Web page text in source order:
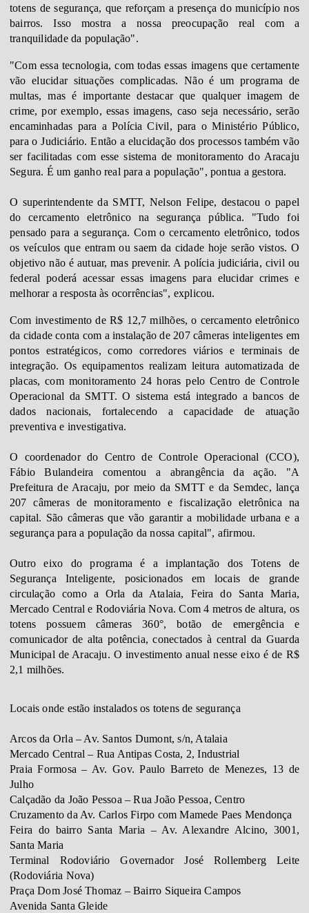
totens de segurança, que reforçam a presença do município nos
bairros. Isso mostra a nossa preocupação real com a
tranquilidade da população".
"Com essa tecnologia, com todas essas imagens que certamente
vão elucidar situações complicadas. Não é um programa de
multas, mas é importante destacar que qualquer imagem de
crime, por exemplo, essas imagens, caso seja necessário, serão
encaminhadas para a Polícia Civil, para o Ministério Público,
para o Judiciário. Então a elucidação dos processos também vão
ser facilitadas com esse sistema de monitoramento do Aracaju
Segura. É um ganho real para a população", pontua a gestora.
O superintendente da SMTT, Nelson Felipe, destacou o papel
do cercamento eletrônico na segurança pública. "Tudo foi
pensado para a segurança. Com o cercamento eletrônico, todos
os veículos que entram ou saem da cidade hoje serão vistos. O
objetivo não é autuar, mas prevenir. A polícia judiciária, civil ou
federal poderá acessar essas imagens para elucidar crimes e
melhorar a resposta às ocorrências", explicou.
Com investimento de R$ 12,7 milhões, o cercamento eletrônico
da cidade conta com a instalação de 207 câmeras inteligentes em
pontos estratégicos, como corredores viários e terminais de
integração. Os equipamentos realizam leitura automatizada de
placas, com monitoramento 24 horas pelo Centro de Controle
Operacional da SMTT. O sistema está integrado a bancos de
dados nacionais, fortalecendo a capacidade de atuação
preventiva e investigativa.
O coordenador do Centro de Controle Operacional (CCO),
Fábio Bulandeira comentou a abrangência da ação. "A
Prefeitura de Aracaju, por meio da SMTT e da Semdec, lança
207 câmeras de monitoramento e fiscalização eletrônica na
capital. São câmeras que vão garantir a mobilidade urbana e a
segurança para a população da nossa capital", afirmou.
Outro eixo do programa é a implantação dos Totens de
Segurança Inteligente, posicionados em locais de grande
circulação como a Orla da Atalaia, Feira do Santa Maria,
Mercado Central e Rodoviária Nova. Com 4 metros de altura, os
totens possuem câmeras 360°, botão de emergência e
comunicador de alta potência, conectados à central da Guarda
Municipal de Aracaju. O investimento anual nesse eixo é de R$
2,1 milhões.
Locais onde estão instalados os totens de segurança
Arcos da Orla – Av. Santos Dumont, s/n, Atalaia
Mercado Central – Rua Antipas Costa, 2, Industrial
Praia Formosa – Av. Gov. Paulo Barreto de Menezes, 13 de
Julho
Calçadão da João Pessoa – Rua João Pessoa, Centro
Cruzamento da Av. Carlos Firpo com Mamede Paes Mendonça
Feira do bairro Santa Maria – Av. Alexandre Alcino, 3001,
Santa Maria
Terminal Rodoviário Governador José Rollemberg Leite
(Rodoviária Nova)
Praça Dom José Thomaz – Bairro Siqueira Campos
Avenida Santa Gleide